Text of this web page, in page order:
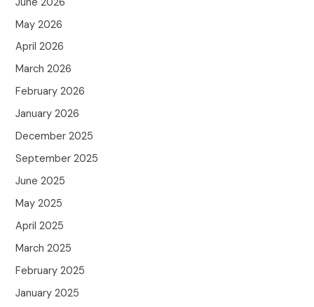
May 2026
April 2026
March 2026
February 2026
January 2026
December 2025
September 2025
June 2025
May 2025
April 2025
March 2025
February 2025
January 2025